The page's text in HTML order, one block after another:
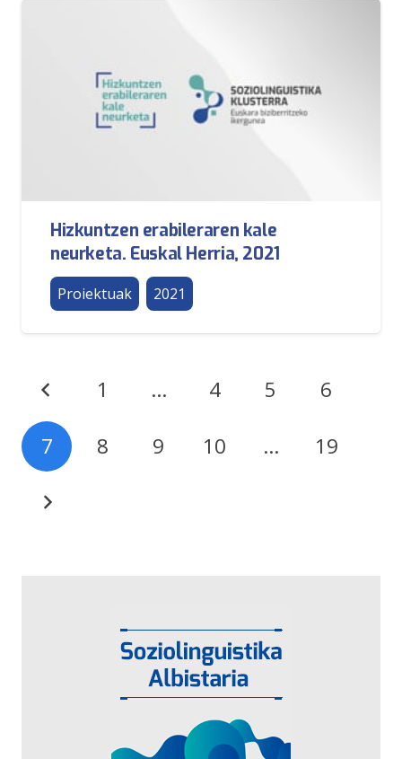
Hizkuntzen erabileraren kale
neurketa. Euskal Herria, 2021
Proiektuak 2021
1 … 4 5 6
7 8 9 10 … 19